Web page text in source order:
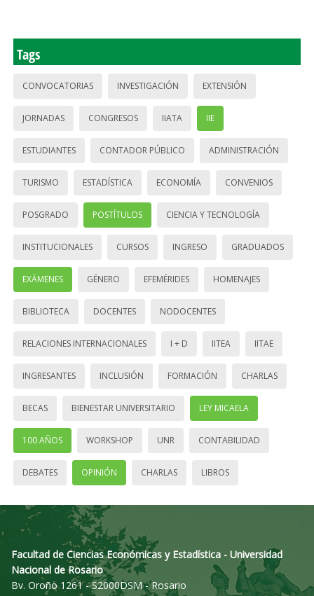
Tags
CONVOCATORIAS INVESTIGACIÓN EXTENSIÓN
JORNADAS CONGRESOS IIATA IIE
ESTUDIANTES CONTADOR PÚBLICO ADMINISTRACIÓN
TURISMO ESTADÍSTICA ECONOMÍA CONVENIOS
POSGRADO POSTÍTULOS CIENCIA Y TECNOLOGÍA
INSTITUCIONALES CURSOS INGRESO GRADUADOS
EXÁMENES GÉNERO EFEMÉRIDES HOMENAJES
BIBLIOTECA DOCENTES NODOCENTES
RELACIONES INTERNACIONALES I + D IITEA IITAE
INGRESANTES INCLUSIÓN FORMACIÓN CHARLAS
BECAS BIENESTAR UNIVERSITARIO LEY MICAELA
100 AÑOS WORKSHOP UNR CONTABILIDAD
DEBATES OPINIÓN CHARLAS LIBROS
Facultad de Ciencias Económicas y Estadística - Universidad
Nacional de Rosario
Bv. Oroño 1261 - S2000DSM - Rosario